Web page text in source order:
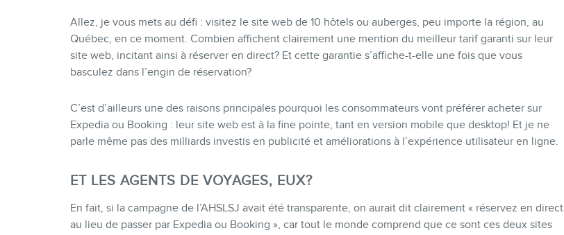
Allez, je vous mets au défi : visitez le site web de 10 hôtels ou auberges, peu importe la région, au
Québec, en ce moment. Combien affichent clairement une mention du meilleur tarif garanti sur leur
site web, incitant ainsi à réserver en direct? Et cette garantie s’affiche-t-elle une fois que vous
basculez dans l’engin de réservation?
C’est d’ailleurs une des raisons principales pourquoi les consommateurs vont préférer acheter sur
Expedia ou Booking : leur site web est à la fine pointe, tant en version mobile que desktop! Et je ne
parle même pas des milliards investis en publicité et améliorations à l’expérience utilisateur en ligne.
ET LES AGENTS DE VOYAGES, EUX?
En fait, si la campagne de l’AHSLSJ avait été transparente, on aurait dit clairement « réservez en direct
au lieu de passer par Expedia ou Booking », car tout le monde comprend que ce sont ces deux sites